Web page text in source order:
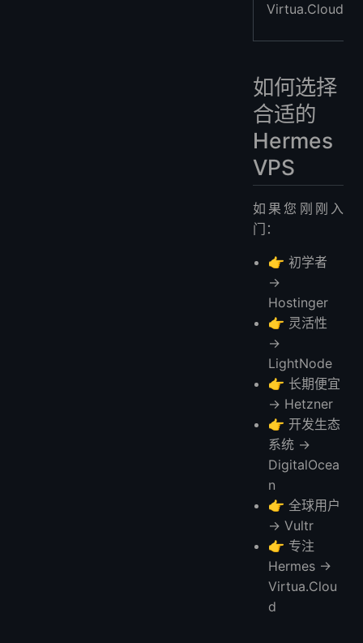
Virtua.Cloud
如何选择
合适的
Hermes
VPS
如果您刚刚入
门：
👉 初学者
→
Hostinger
👉 灵活性
→
LightNode
👉 长期便宜
→ Hetzner
👉 开发生态
系统 →
DigitalOcea
n
👉 全球用户
→ Vultr
👉 专注
Hermes →
Virtua.Clou
d